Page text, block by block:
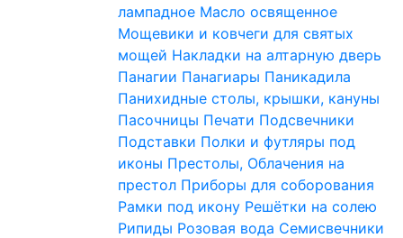
лампадное Масло освященное
Мощевики и ковчеги для святых
мощей Накладки на алтарную дверь
Панагии Панагиары Паникадила
Панихидные столы, крышки, кануны
Пасочницы Печати Подсвечники
Подставки Полки и футляры под
иконы Престолы, Облачения на
престол Приборы для соборования
Рамки под икону Решётки на солею
Рипиды Розовая вода Семисвечники